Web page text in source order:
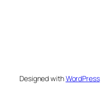
Designed withWordPress